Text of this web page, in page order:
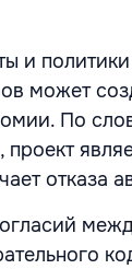
и
может
По
отказа